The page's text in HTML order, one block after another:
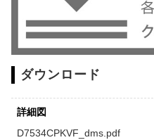
ダウンロード
詳細図
D7534CPKVF_dms.pdf